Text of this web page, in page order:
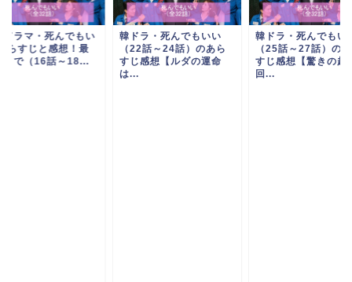
ドラマ・死んでもい
らすじと感想！最
まで（16話～18...
韓ドラ・死んでもいい
（22話～24話）のあら
すじ感想【ルダの運命
は...
韓ドラ・死んでもい
（25話～27話）の
すじ感想【驚きの起
回...